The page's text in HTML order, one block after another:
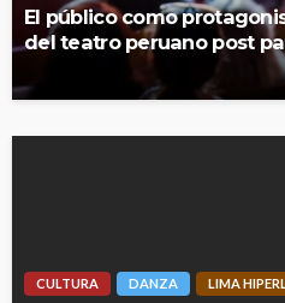
El público como
del teatro peruano post
CULTURA DANZA LIMA